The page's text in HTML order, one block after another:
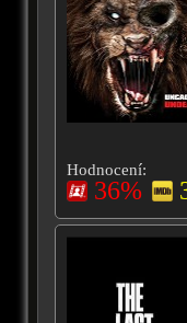
Hodnocení:
36%